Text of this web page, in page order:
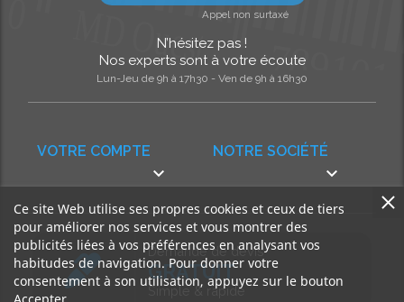
NOTRE SOCIÉTÉ

VOTRE COMPTE

Appel non surtaxé
N’hésitez pas !
Nos experts sont à votre écoute
Lun-Jeu de 9h à 17h30 - Ven de 9h à 16h30
Demande de devis
GRATUIT
Simple & rapide
Ce site Web utilise ses propres cookies et ceux de tiers
pour améliorer nos services et vous montrer des
publicités liées à vos préférences en analysant vos
habitudes de navigation. Pour donner votre
consentement à son utilisation, appuyez sur le bouton